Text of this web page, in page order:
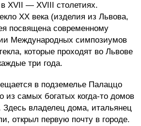
XVII — XVIII столетиях.
ХХ века (изделия из Львова,
посвящена современному
Международных симпозиумов
которые проходят во Львове
три года.
в подземелье Палаццо
из самых богатых когда-то домов
владелец дома, итальянец
открыл первую почту в городе.